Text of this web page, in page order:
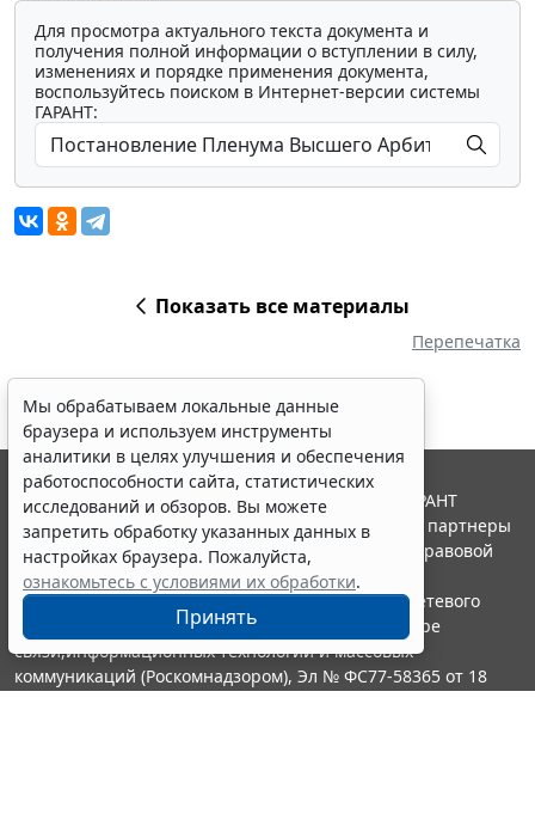
Для просмотра актуального текста документа и
получения полной информации о вступлении в силу,
изменениях и порядке применения документа,
воспользуйтесь поиском в Интернет-версии системы
ГАРАНТ:
Показать все материалы
Перепечатка
Мы обрабатываем локальные данные
браузера и используем инструменты
аналитики в целях улучшения и обеспечения
работоспособности сайта, статистических
исследований и обзоров. Вы можете
запретить обработку указанных данных в
настройках браузера. Пожалуйста,
ознакомьтесь с условиями их обработки.
Принять
© ООО "НПП "ГАРАНТ-СЕРВИС", 2026. Система ГАРАНТ
выпускается с 1990 года. Компания "Гарант" и ее партнеры
являются участниками Российской ассоциации правовой
информации ГАРАНТ.
Портал ГАРАНТ.РУ зарегистрирован в качестве сетевого
издания Федеральной службой по надзору в сфере
связи,информационных технологий и массовых
коммуникаций (Роскомнадзором), Эл № ФС77-58365 от 18